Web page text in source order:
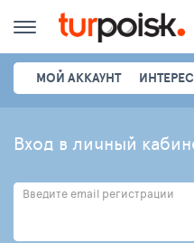
МОЙ АККАУНТ
Вход в личный
Введите email регистрации